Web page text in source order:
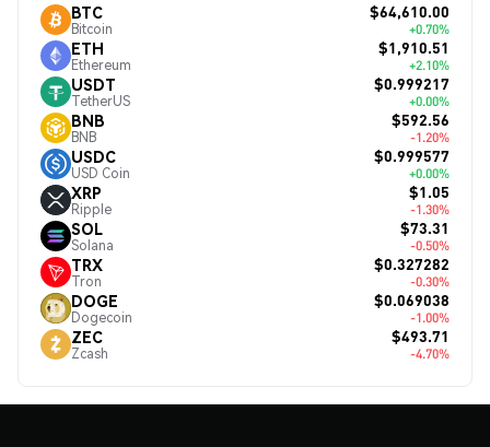
BTC
Bitcoin
$64,610.00
+0.70%
ETH
Ethereum
$1,910.51
+2.10%
USDT
TetherUS
$0.999217
+0.00%
BNB
BNB
$592.56
-1.20%
USDC
USD Coin
$0.999577
+0.00%
XRP
Ripple
$1.05
-1.30%
SOL
Solana
$73.31
-0.50%
TRX
Tron
$0.327282
-0.30%
DOGE
Dogecoin
$0.069038
-1.00%
ZEC
Zcash
$493.71
-4.70%